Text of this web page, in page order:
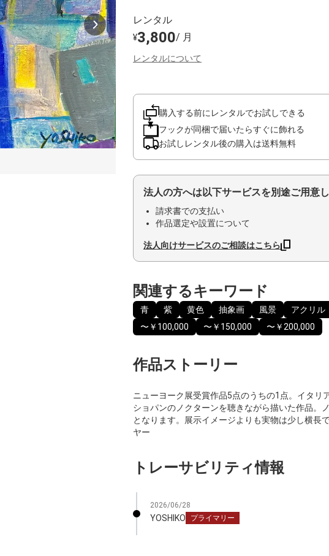
レンタル
¥3,800/ 月
レンタルについて
購入する前にレンタルでお試しできる
フックが同梱で届いたらすぐに飾れる
お試しレンタル後の購入は送料無料
法人の方へは以下サービスを別途ご用意
請求書での支払い
作品選定や設置について
法人向けサービスのご相談はこちら
関連するキーワード
青 紫 黄色 抽象画 風景 アクリル
〜￥100,000
〜￥150,000 〜￥200,000
作品ストーリー
ニューヨーク展受賞作品5点のうちの1点。イタリ
ショパンのノクターンを聴きながら描いた作品。
となります。展示イメージよりも実物は少し横長
ヤー
トレーサビリティ情報
2026/06/28
YOSHIKO プライマリー